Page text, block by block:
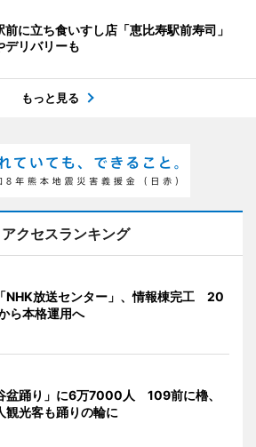
前に立ち食いすし店「恵比寿駅前寿司」
デリバリーも
もっと見る
アクセスランキング
NHK放送センター」、情報棟完工 20
ら本格運用へ
盆踊り」に6万7000人 109前に櫓、
観光客も踊りの輪に